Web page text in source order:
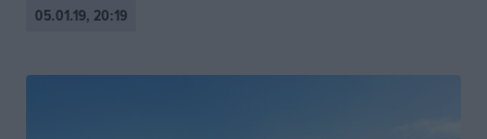
05.01.19, 20:19